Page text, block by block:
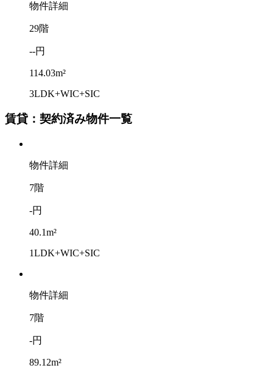
物件詳細
29階
--円
114.03m²
3LDK+WIC+SIC
賃貸：契約済み物件一覧
物件詳細
7階
-円
40.1m²
1LDK+WIC+SIC
物件詳細
7階
-円
89.12m²